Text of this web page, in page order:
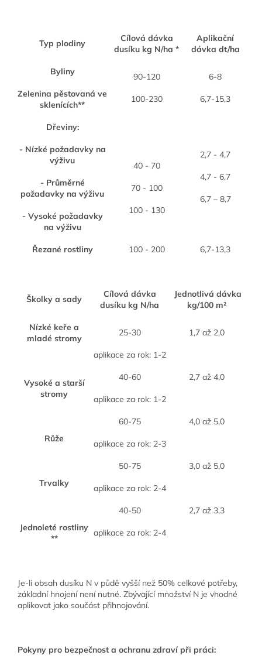
Typ plodiny
Cílová dávka
dusíku kg N/ha *
Aplikační
dávka dt/ha
Byliny
Zelenina pěstovaná ve
sklenících**
90-120
100-230
6-8
6,7-15,3
Dřeviny:
- Nízké požadavky na
výživu
- Průměrné
požadavky na výživu
- Vysoké požadavky
na výživu
40 - 70
70 - 100
100 - 130
2,7 - 4,7
4,7 - 6,7
6,7 – 8,7
Řezané rostliny 100 - 200 6,7-13,3
Školky a sady
Cílová dávka
dusíku kg N/ha
Jednotlivá dávka
kg/100 m²
Nízké keře a
mladé stromy
Vysoké a starší
stromy
Růže
Trvalky
Jednoleté rostliny
**
25-30
aplikace za rok: 1-2
40-60
aplikace za rok: 1-2
60-75
aplikace za rok: 2-3
50-75
aplikace za rok: 2-4
40-50
aplikace za rok: 2-4
1,7 až 2,0
2,7 až 4,0
4,0 až 5,0
3,0 až 5,0
2,7 až 3,3
Je-li obsah dusíku N v půdě vyšší než 50% celkové potřeby,
základní hnojení není nutné. Zbývající množství N je vhodné
aplikovat jako součást přihnojování.
Pokyny pro bezpečnost a ochranu zdraví při práci: